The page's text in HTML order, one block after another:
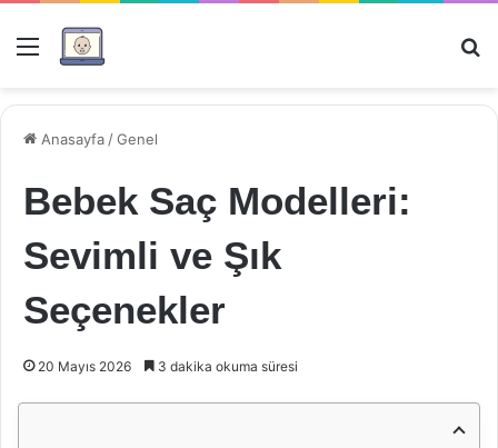
Menü
Anasayfa /Genel
Bebek Saç Modelleri:
Sevimli ve Şık
Seçenekler
20 Mayıs 2026 3 dakika okuma süresi